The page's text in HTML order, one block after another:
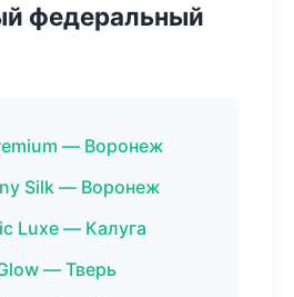
федеральный
— Воронеж
Silk — Воронеж
Luxe — Калуга
— Тверь